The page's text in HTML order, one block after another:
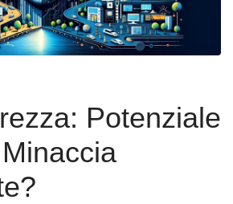
Potenziale